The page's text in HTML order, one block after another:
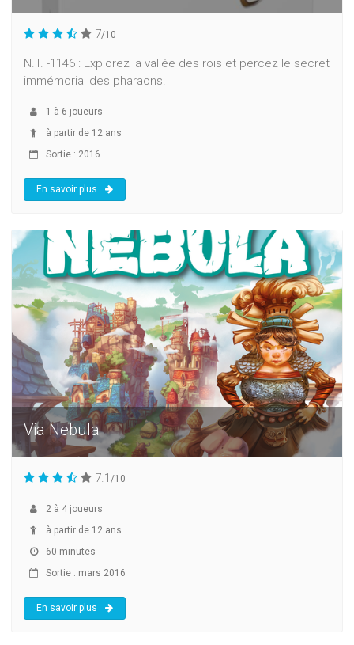
7/10
N.T. -1146 : Explorez la vallée des rois et percez le secret
immémorial des pharaons.
1 à 6 joueurs
à partir de 12 ans
Sortie : 2016
En savoir plus
Via Nebula
7.1 /10
2 à 4 joueurs
à partir de 12 ans
60 minutes
Sortie : mars 2016
En savoir plus